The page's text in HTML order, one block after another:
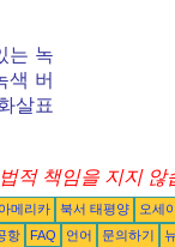
는 녹
색 버
살표
적 책임을 지지 않
메리카 북서 태평양
오세
항 FAQ 언어 문의하기